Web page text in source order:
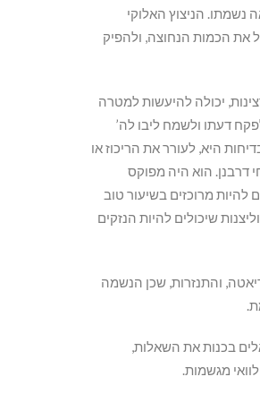
נשמתו. הניצוץ האלוקי
את הכמות הנחוצה, ולהפיק
יכולה להיעשות למטרה
דעתו ולשמח ליבו לה’
היא, לעורר את הריכוז או
דרבנן. הוא היה מפוקס
מרוכזים בשיעור טוב
שיכולים להיות הנזקים
והתנזרות, שכן הנשמה
בכנות את השאלות,
מגשמות.